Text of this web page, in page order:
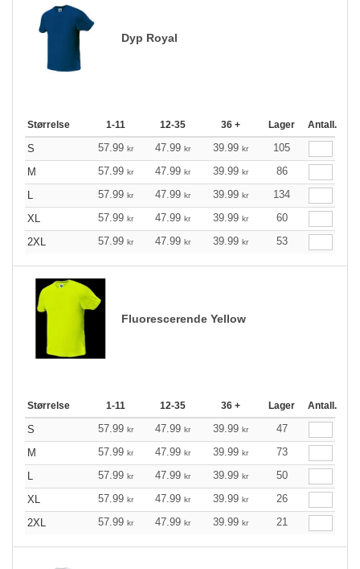
Dyp Royal
Størrelse 1-11 12-35 36 + Lager Antall.
S 57.99 kr 47.99 kr 39.99 kr
105
M
57.99 kr 47.99 kr 39.99 kr
86
L
57.99 kr 47.99 kr 39.99 kr
134
XL
57.99 kr 47.99 kr 39.99 kr
60
2XL
57.99 kr 47.99 kr 39.99 kr 53
Fluorescerende Yellow
Størrelse 1-11 12-35 36 + Lager Antall.
S 57.99 kr 47.99 kr 39.99 kr
47
M
57.99 kr 47.99 kr 39.99 kr
73
L
57.99 kr 47.99 kr 39.99 kr
50
XL
57.99 kr 47.99 kr 39.99 kr
26
2XL
57.99 kr 47.99 kr 39.99 kr 21